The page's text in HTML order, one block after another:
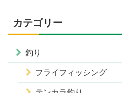
カテゴリー
釣り
フライフィッシング